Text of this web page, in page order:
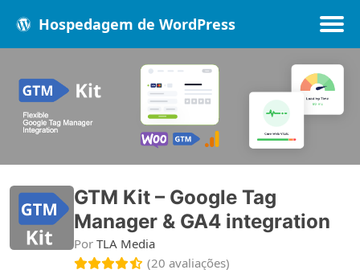
Hospedagem de WordPress
Populares
Recentes
Melhores
GTM Kit – Google Tag
Manager & GA4 integration
Por TLA Media
(20 avaliações)